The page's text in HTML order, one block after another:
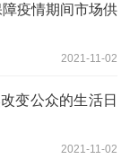
疫情期间市场供
2021-11-02
变公众的生活日
2021-11-02